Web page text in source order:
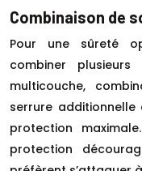
Combinaison de
Pour une sûreté
combiner
multicouche,
serrure
protection
protection